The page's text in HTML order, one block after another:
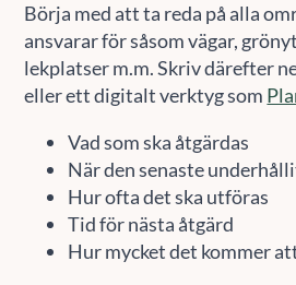
Börja med att ta reda på alla
ansvarar för såsom vägar,
lekplatser m.m. Skriv därefter
eller ett digitalt verktyg som
Vad som ska åtgärdas
När den senaste
Hur ofta det ska utföras
Tid för nästa åtgärd
Hur mycket det kommer